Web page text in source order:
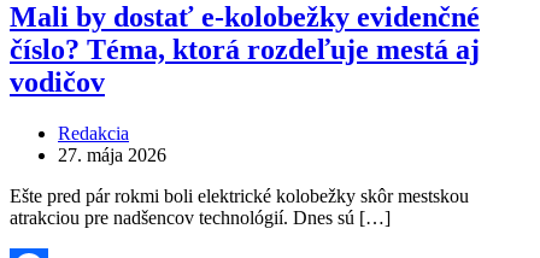
Mali by dostať e-kolobežky evidenčné
číslo? Téma, ktorá rozdeľuje mestá aj
vodičov
Redakcia
27. mája 2026
Ešte pred pár rokmi boli elektrické kolobežky skôr mestskou
atrakciou pre nadšencov technológií. Dnes sú […]